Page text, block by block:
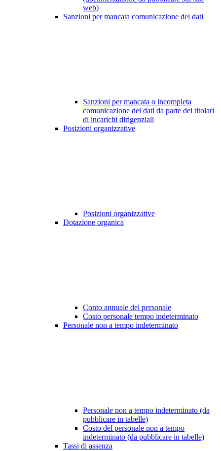
web)
Sanzioni per mancata comunicazione dei dati
Sanzioni per mancata o incompleta
comunicazione dei dati da parte dei titolari
di incarichi dirigenziali
Posizioni organizzative
Posizioni organizzative
Dotazione organica
Conto annuale del personale
Costo personale tempo indeterminato
Personale non a tempo indeterminato
Personale non a tempo indeterminato (da
pubblicare in tabelle)
Costo del personale non a tempo
indeterminato (da pubblicare in tabelle)
Tassi di assenza